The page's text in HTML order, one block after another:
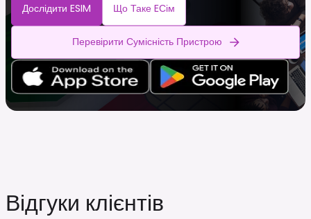
Дослідити ESIM Що Таке EСім
Перевірити Сумісність Пристрою
Відгуки клієнтів